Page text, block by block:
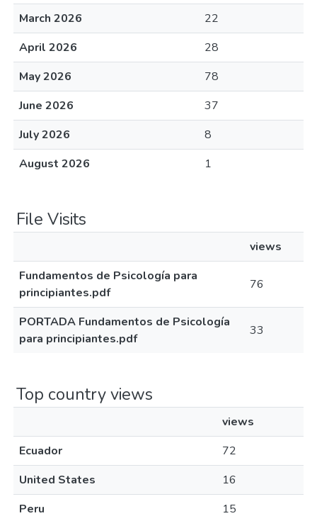
March 2026
22
April 2026
28
May 2026
78
June 2026
37
July 2026
8
August 2026
1
File Visits
views
Fundamentos de Psicología para
principiantes.pdf
76
PORTADA Fundamentos de Psicología
para principiantes.pdf
33
Top country views
views
Ecuador
72
United States
16
Peru
15